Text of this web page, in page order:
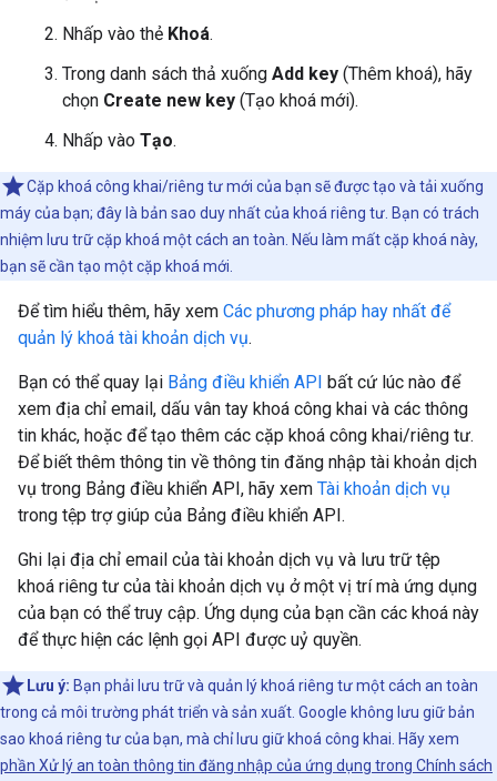
Nhấp vào thẻ Khoá.
Trong danh sách thả xuống Add key (Thêm khoá), hãy
chọn Create new key (Tạo khoá mới).
Nhấp vào Tạo.
Cặp khoá công khai/riêng tư mới của bạn sẽ được tạo và tải xuống
máy của bạn; đây là bản sao duy nhất của khoá riêng tư. Bạn có trách
nhiệm lưu trữ cặp khoá một cách an toàn. Nếu làm mất cặp khoá này,
bạn sẽ cần tạo một cặp khoá mới.
Để tìm hiểu thêm, hãy xem Các phương pháp hay nhất để
quản lý khoá tài khoản dịch vụ.
Bạn có thể quay lại Bảng điều khiển API bất cứ lúc nào để
xem địa chỉ email, dấu vân tay khoá công khai và các thông
tin khác, hoặc để tạo thêm các cặp khoá công khai/riêng tư.
Để biết thêm thông tin về thông tin đăng nhập tài khoản dịch
vụ trong Bảng điều khiển API, hãy xem Tài khoản dịch vụ
trong tệp trợ giúp của Bảng điều khiển API.
Ghi lại địa chỉ email của tài khoản dịch vụ và lưu trữ tệp
khoá riêng tư của tài khoản dịch vụ ở một vị trí mà ứng dụng
của bạn có thể truy cập. Ứng dụng của bạn cần các khoá này
để thực hiện các lệnh gọi API được uỷ quyền.
Lưu ý: Bạn phải lưu trữ và quản lý khoá riêng tư một cách an toàn
trong cả môi trường phát triển và sản xuất. Google không lưu giữ bản
sao khoá riêng tư của bạn, mà chỉ lưu giữ khoá công khai. Hãy xem
phần Xử lý an toàn thông tin đăng nhập của ứng dụng trong Chính sách